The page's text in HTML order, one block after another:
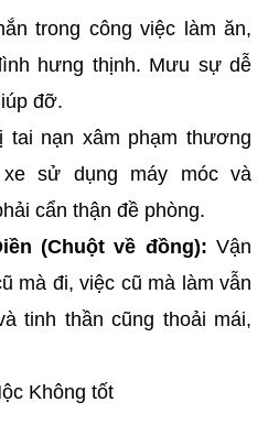
trong công việc làm ăn,
hưng thịnh. Mưu sự dễ
đỡ.
tai nạn xâm phạm thương
sử dụng máy móc và
cẩn thận đề phòng.
(Chuột về đồng): Vận
mà đi, việc cũ mà làm vẫn
tinh thần cũng thoải mái,
Không tốt